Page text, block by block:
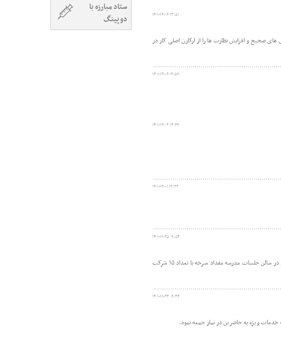
۱۴۰۱-۱۲-۰۶ ۱۳:۵۱
صحیح و افزایش نظارت ها را از ارکارن اصلی کار در
۱۴۰۱-۱۲-۰۶ ۱۲:۵۷
۱۴۰۱-۱۲-۰۲ ۱۳:۴۷
۱۴۰۱-۱۲-۰۱ ۱۲:۳۲
۱۴۰۱-۱۱-۲۵ ۰۹:۵۴
این کارگاه به همت هیات پزشکی ورزشی شهرستان سرخه ،با تدریس دکتر ولی اله کاشانی مسئول کمیته روانشناسی در سالن جلسات مدرسه مقداد سرخه با تعداد ۱۵ شرکت
۱۴۰۱-۱۱-۲۳ ۰۹:۳۴
خدمات ویژه به حاضرین در نماز جمعه نمود.
ستاد مبارزه با
دوپینگ